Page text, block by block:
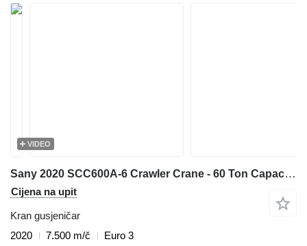
VIDEO
Sany 2020 SCC600A-6 Crawler Crane - 60 Ton Capacity with 37m Main Boo
Cijena na upit
Kran gusjeničar
2020
7.500 m/č
Euro 3